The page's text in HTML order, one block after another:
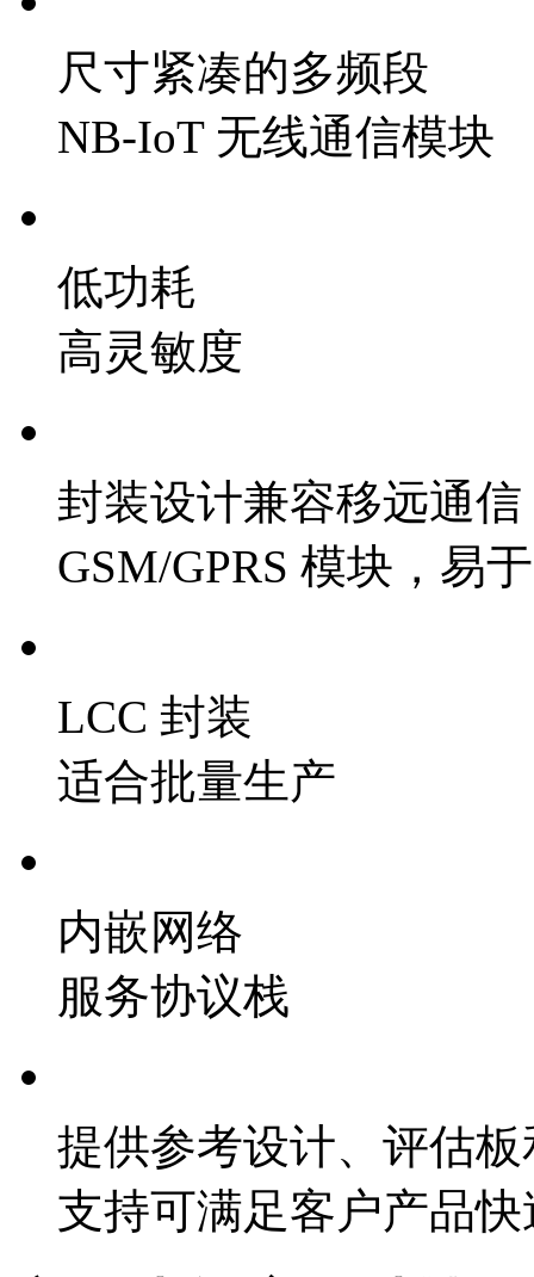
尺寸紧凑的多频段
NB-IoT 无线通信模块
低功耗
高灵敏度
封装设计兼容移远通信
GSM/GPRS 模块，易
LCC 封装
适合批量生产
内嵌网络
服务协议栈
提供参考设计、评估
支持可满足客户产品